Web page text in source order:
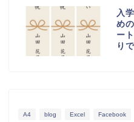
入
め
ー
り
A4 blog Excel Facebook